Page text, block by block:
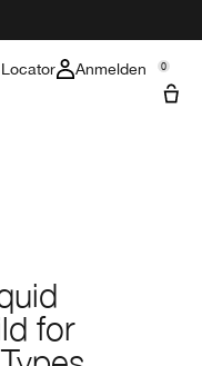
Anmelden 0
for